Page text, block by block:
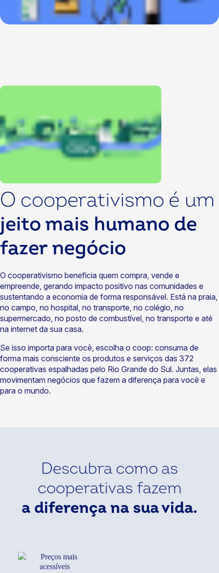
O cooperativismo é um
jeito mais humano de
fazer negócio
O cooperativismo beneficia quem compra, vende e
empreende, gerando impacto positivo nas comunidades e
sustentando a economia de forma responsável. Está na praia,
no campo, no hospital, no transporte, no colégio, no
supermercado, no posto de combustível, no transporte e até
na internet da sua casa.
Se isso importa para você, escolha o coop: consuma de
forma mais consciente os produtos e serviços das 372
cooperativas espalhadas pelo Rio Grande do Sul. Juntas, elas
movimentam negócios que fazem a diferença para você e
para o mundo.
Descubra como as
cooperativas fazem
a diferença na sua vida.